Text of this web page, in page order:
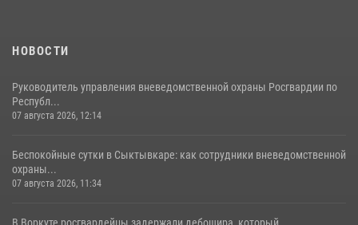
НОВОСТИ
Руководитель управления вневедомственной охраны Росгвардии по
Республ...
07 августа 2026, 12:14
Беспокойные сутки в Сыктывкаре: как сотрудники вневедомственной
охраны...
07 августа 2026, 11:34
В Воркуте росгвардейцы задержали дебошира, который